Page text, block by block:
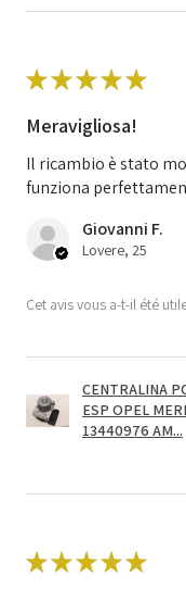
★★★★★
Meravigliosa!
Il ricambio è stato
funziona
Giovanni F.
Lovere, 25
Cet avis vous a-t-il été
CENTRALINA
ESP OPEL
13440976 AM...
★★★★★